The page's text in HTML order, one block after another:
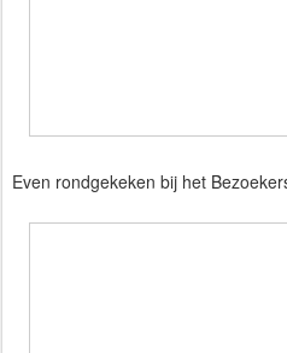
Even rondgekeken bij het